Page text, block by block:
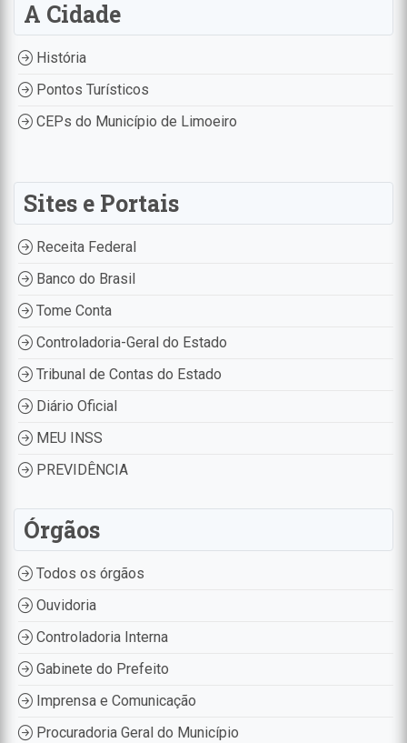
A Cidade
História
Pontos Turísticos
CEPs do Município de Limoeiro
Sites e Portais
Receita Federal
Banco do Brasil
Tome Conta
Controladoria-Geral do Estado
Tribunal de Contas do Estado
Diário Oficial
MEU INSS
PREVIDÊNCIA
Órgãos
Todos os órgãos
Ouvidoria
Controladoria Interna
Gabinete do Prefeito
Imprensa e Comunicação
Procuradoria Geral do Município